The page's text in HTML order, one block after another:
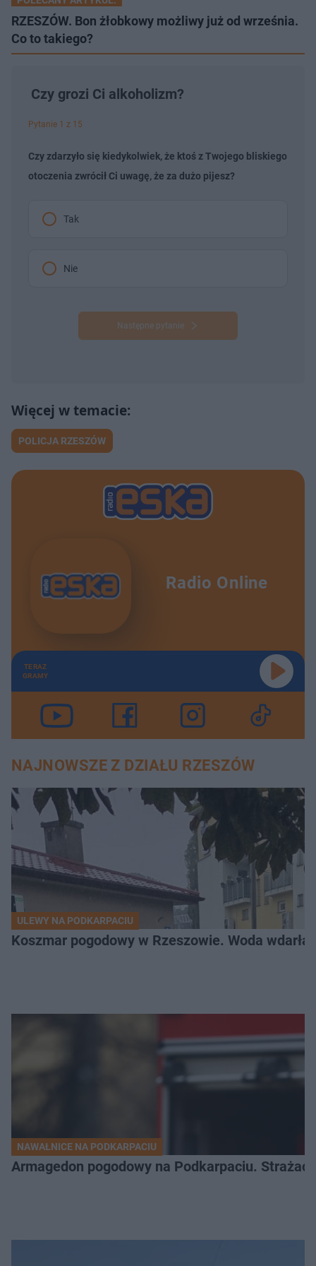
RZESZÓW. Bon żłobkowy możliwy już od września.
Co to takiego?
Czy grozi Ci alkoholizm?
Pytanie 1 z 15
Czy zdarzyło się kiedykolwiek, że ktoś z Twojego bliskiego
otoczenia zwrócił Ci uwagę, że za dużo pijesz?
Tak
Nie
Następne pytanie
POLICJA RZESZÓW
Radio Online
TERAZ
GRAMY
NAJNOWSZE Z DZIAŁU RZESZÓW
ULEWY NA PODKARPACIU
Koszmar pogodowy w Rzeszowie. Woda
NAWAŁNICE NA PODKARPACIU
Armagedon pogodowy na Podkarpaciu.